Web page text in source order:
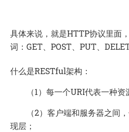
具体来说，就是HTTP协议里面
词：GET、POST、PUT、
什么是RESTful架构：
（1）每一个URI代表一种资
（2）客户端和服务器之间，
现层；